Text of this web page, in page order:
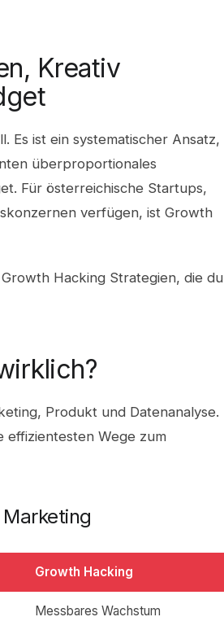
Kreativ
Es ist ein systematischer Ansatz,
überproportionales
Für österreichische Startups,
verfügen, ist Growth
Hacking Strategien, die du
Produkt und Datenanalyse.
effizientesten Wege zum
Growth Hacking
Messbares Wachstum